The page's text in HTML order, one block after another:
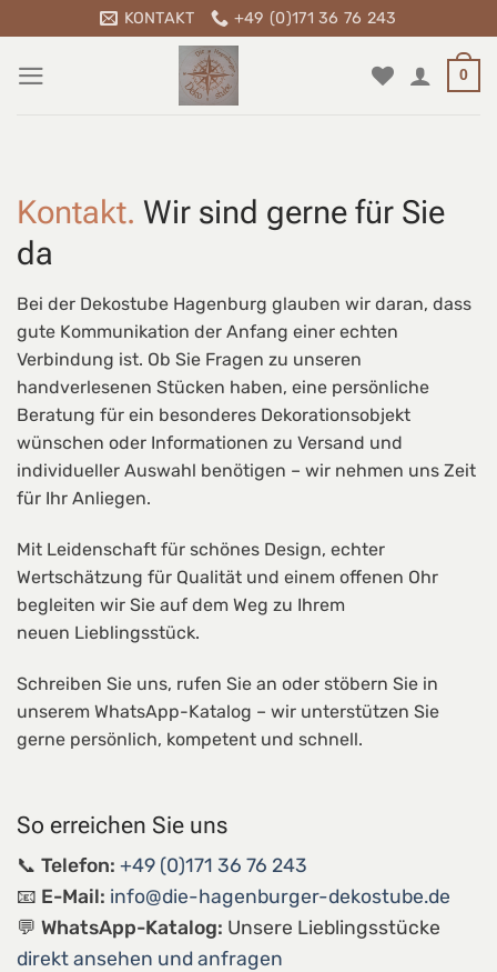
Inhalt
springen
KONTAKT +49 (0)171 36 76 243
0
Kontakt. Wir sind gerne für Sie
da
Bei der Dekostube Hagenburg glauben wir daran, dass
gute Kommunikation der Anfang einer echten
Verbindung ist. Ob Sie Fragen zu unseren
handverlesenen Stücken haben, eine persönliche
Beratung für ein besonderes Dekorationsobjekt
wünschen oder Informationen zu Versand und
individueller Auswahl benötigen – wir nehmen uns Zeit
für Ihr Anliegen.
Mit Leidenschaft für schönes Design, echter
Wertschätzung für Qualität und einem offenen Ohr
begleiten wir Sie auf dem Weg zu Ihrem
neuen Lieblingsstück.
Schreiben Sie uns, rufen Sie an oder stöbern Sie in
unserem WhatsApp-Katalog – wir unterstützen Sie
gerne persönlich, kompetent und schnell.
So erreichen Sie uns
📞 Telefon: +49 (0)171 36 76 243
📧 E-Mail: info@die-hagenburger-dekostube.de
💬 WhatsApp-Katalog: Unsere Lieblingsstücke
direkt ansehen und anfragen